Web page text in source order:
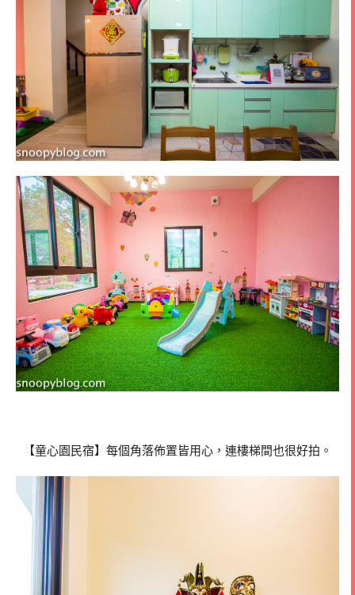
【童心園民宿】每個角落佈置皆用心，連樓梯間也很好拍。